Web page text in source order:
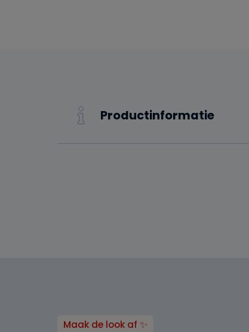
Productinformatie
Maak de look af ✨